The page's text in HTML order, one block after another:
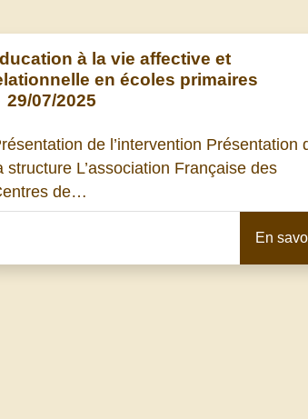
à la vie affective et
en écoles primaires
29/07/2025
de l’intervention Présentation
structure L’association Française des
de…
En